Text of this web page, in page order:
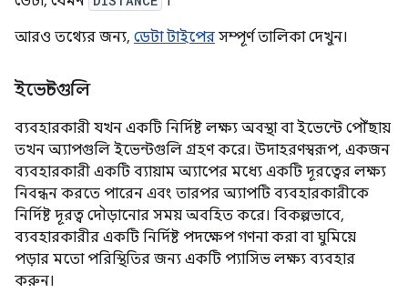
আরও তথ্যের জন্য, ডেটা টাইপের সম্পূর্ণ তালিকা দেখুন।
ইভেন্টগুলি
ব্যবহারকারী যখন একটি নির্দিষ্ট লক্ষ্য অবস্থা বা ইভেন্টে পৌঁছায়
তখন অ্যাপগুলি ইভেন্টগুলি গ্রহণ করে। উদাহরণস্বরূপ, একজন
ব্যবহারকারী একটি ব্যায়াম অ্যাপের মধ্যে একটি দূরত্বের লক্ষ্য
নিবন্ধন করতে পারেন এবং তারপর অ্যাপটি ব্যবহারকারীকে
নির্দিষ্ট দূরত্ব দৌড়ানোর সময় অবহিত করে। বিকল্পভাবে,
ব্যবহারকারীর একটি নির্দিষ্ট পদক্ষেপ গণনা করা বা ঘুমিয়ে
পড়ার মতো পরিস্থিতির জন্য একটি প্যাসিভ লক্ষ্য ব্যবহার
করুন।